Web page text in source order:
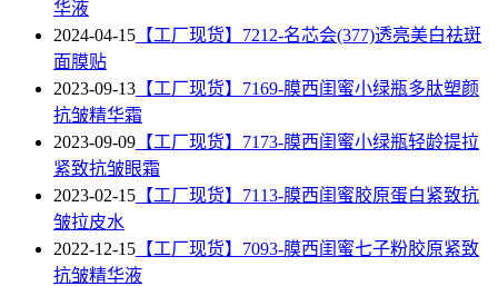
华液
2024-04-15 【工厂现货】7212-名芯会(377)透亮美白祛斑
面膜贴
2023-09-13 【工厂现货】7169-膜西闺蜜小绿瓶多肽塑颜
抗皱精华霜
2023-09-09 【工厂现货】7173-膜西闺蜜小绿瓶轻龄提拉
紧致抗皱眼霜
2023-02-15 【工厂现货】7113-膜西闺蜜胶原蛋白紧致抗
皱拉皮水
2022-12-15 【工厂现货】7093-膜西闺蜜七子粉胶原紧致
抗皱精华液